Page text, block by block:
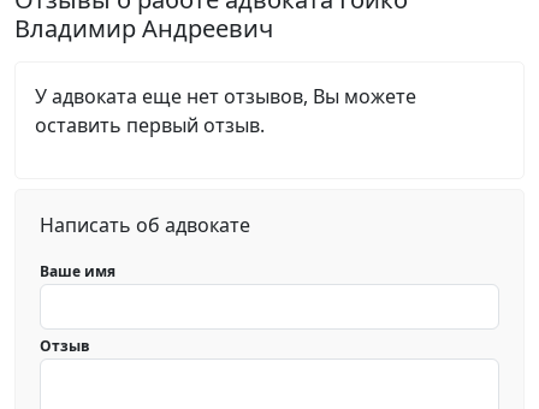
Владимир Андреевич
У адвоката еще нет отзывов, Вы можете
оставить первый отзыв.
Написать об адвокате
Ваше имя
Отзыв